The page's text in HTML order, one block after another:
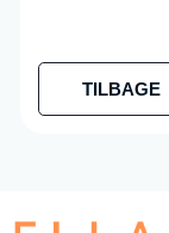
TILBAGE